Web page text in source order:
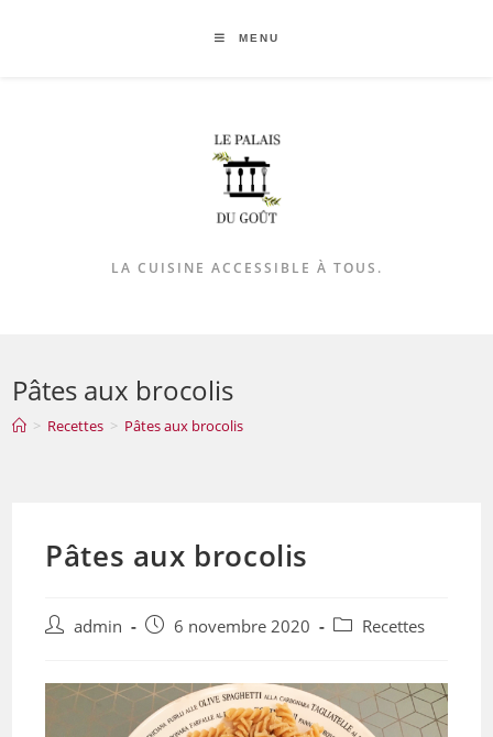
MENU
LA CUISINE ACCESSIBLE À TOUS.
Pâtes aux brocolis
> Recettes > Pâtes aux brocolis
Pâtes aux brocolis
admin 6 novembre 2020 Recettes